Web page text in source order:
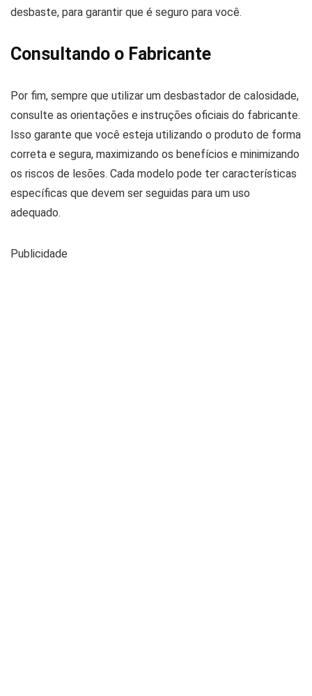
desbaste, para garantir que é seguro para você.
Consultando o Fabricante
Por fim, sempre que utilizar um desbastador de calosidade,
consulte as orientações e instruções oficiais do fabricante.
Isso garante que você esteja utilizando o produto de forma
correta e segura, maximizando os benefícios e minimizando
os riscos de lesões. Cada modelo pode ter características
específicas que devem ser seguidas para um uso
adequado.
Publicidade